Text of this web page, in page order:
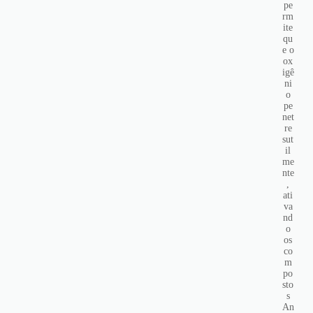
pe
rm
ite
qu
e o
ox
igê
ni
o
pe
net
re
sut
il
me
nte
,
ati
va
nd
o
os
co
m
po
sto
s
An